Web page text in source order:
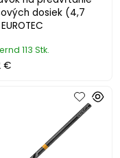
dosiek (4,7
113 Stk.
€